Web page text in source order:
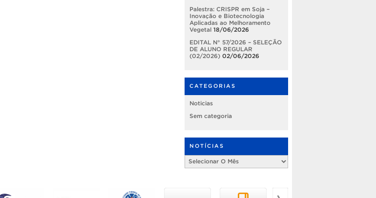
Palestra: CRISPR em Soja –
Inovação e Biotecnologia
Aplicadas ao Melhoramento
Vegetal 18/06/2026
EDITAL N° 57/2026 – SELEÇÃO
DE ALUNO REGULAR
(02/2026) 02/06/2026
CATEGORIAS
Noticias
Sem categoria
NOTÍCIAS
Notícias